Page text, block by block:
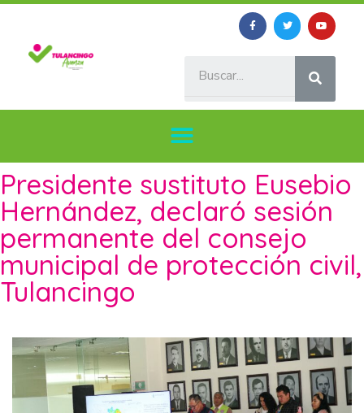
Presidente sustituto Eusebio
Hernández, declaró sesión
permanente del consejo
municipal de protección civil,
Tulancingo